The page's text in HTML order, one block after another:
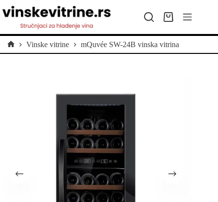
na
Kolica
kupovinu
Početna
Vinske vitrine mQuvée SW-24B vinska vitrina